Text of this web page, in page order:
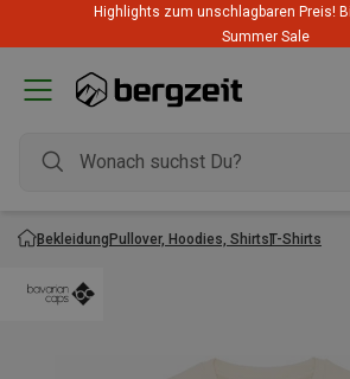
Highlights zum unschlagbaren Preis!
Summer Sale
BekleidungPullover, Hoodies, ShirtsT-Shirts